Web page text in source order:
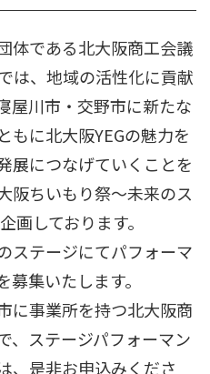
体である北大阪商工会議
は、地域の活性化に貢献
屋川市・交野市に新たな
もに北大阪YEGの魅力を
展につなげていくことを
阪ちいもり祭～未来のス
画しております。
ステージにてパフォーマ
集いたします。
に事業所を持つ北大阪商
、ステージパフォーマン
、是非お申込みくださ